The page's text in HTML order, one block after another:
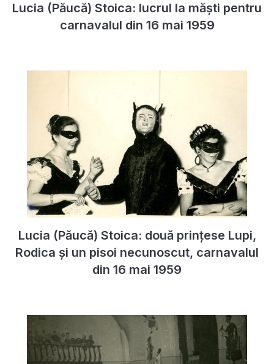
Lucia (Păucă) Stoica: lucrul la măști pentru
carnavalul din 16 mai 1959
Lucia (Păucă) Stoica: două prințese Lupi,
Rodica și un pisoi necunoscut, carnavalul
din 16 mai 1959